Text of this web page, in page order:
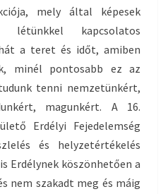
mely által képesek
kapcsolatos
a teret és időt, amiben
minél pontosabb ez az
tenni nemzetünkért,
magunkért. A 16.
Erdélyi Fejedelemség
és helyzetértékelés
Erdélynek köszönhetően a
nem szakadt meg és máig